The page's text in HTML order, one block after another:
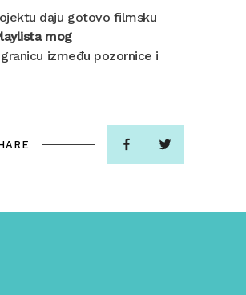
daju gotovo filmsku
mog
između pozornice i